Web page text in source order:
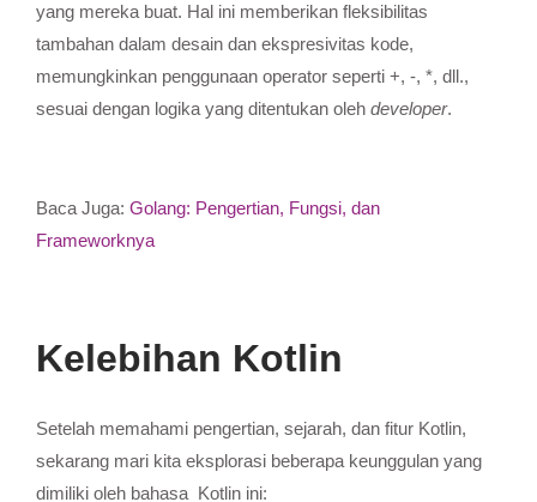
yang mereka buat. Hal ini memberikan fleksibilitas
tambahan dalam desain dan ekspresivitas kode,
memungkinkan penggunaan operator seperti +, -, *, dll.,
sesuai dengan logika yang ditentukan oleh developer.
Baca Juga: Golang: Pengertian, Fungsi, dan
Frameworknya
Kelebihan Kotlin
Setelah memahami pengertian, sejarah, dan fitur Kotlin,
sekarang mari kita eksplorasi beberapa keunggulan yang
dimiliki oleh bahasa Kotlin ini: